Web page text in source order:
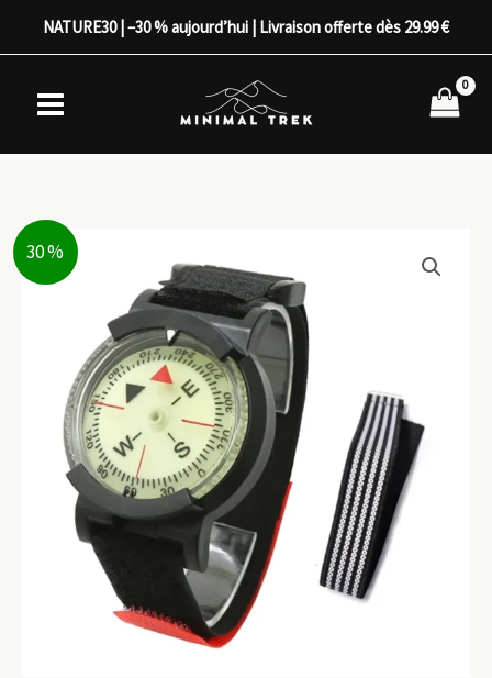
NATURE30 | –30 % aujourd’hui | Livraison offerte dès 29.99 €
30 %